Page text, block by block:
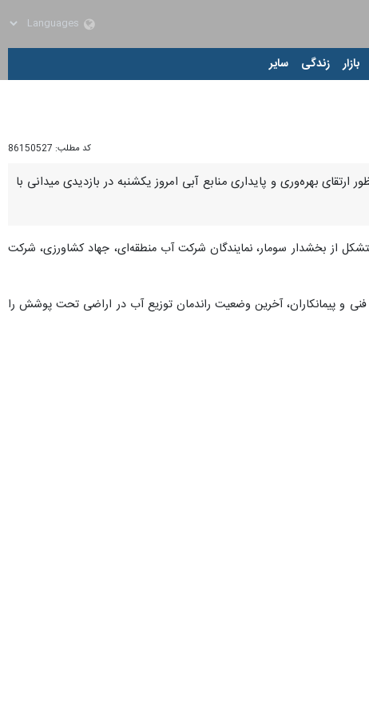
بازار زندگی سایر
کد مطلب: 86150527
بهره‌وری و پایداری منابع آبی امروز یکشنبه در بازدیدی میدانی با
از بخشدار سومار، نمایندگان شرکت آب منطقه‌ای، جهاد کشاورزی، شرکت
و پیمانکاران، آخرین وضعیت راندمان توزیع آب در اراضی تحت پوشش را